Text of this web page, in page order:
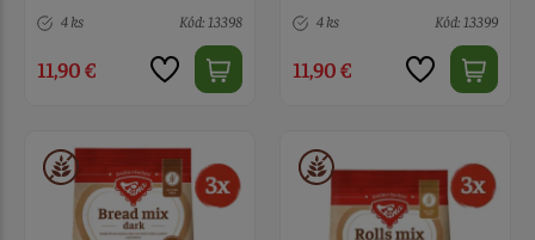
4 ks Kód: 13398
11,90 €
4 ks Kód: 13399
11,90 €